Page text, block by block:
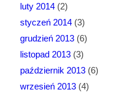
luty 2014(2)
styczeń 2014(3)
grudzień 2013(6)
listopad 2013(3)
październik 2013(6)
wrzesień 2013(4)